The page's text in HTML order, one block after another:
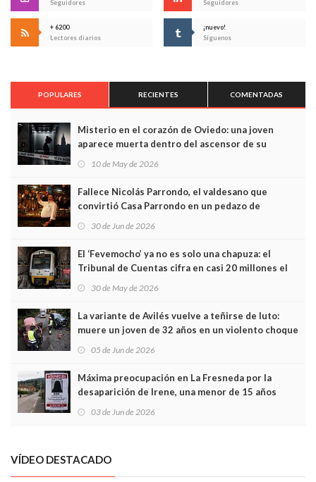
Seguidores
Seguidores
+ 6200
Lectores diarios
¡nuevo!
Síguenos
POPULARES RECIENTES COMENTADAS
Misterio en el corazón de Oviedo: una joven
aparece muerta dentro del ascensor de su
edificio y las cámaras captan sus últimos minutos
10 de May de 2026
Fallece Nicolás Parrondo, el valdesano que
convirtió Casa Parrondo en un pedazo de
Asturias en Madrid
30 de Jun de 2026
El ‘Fevemocho’ ya no es solo una chapuza: el
Tribunal de Cuentas cifra en casi 20 millones el
sobrecoste de los trenes que no cabían por los
30 de May de 2026
La variante de Avilés vuelve a teñirse de luto:
muere un joven de 32 años en un violento choque
frontal
05 de Jun de 2026
Máxima preocupación en La Fresneda por la
desaparición de Irene, una menor de 15 años
03 de Jun de 2026
VÍDEO DESTACADO